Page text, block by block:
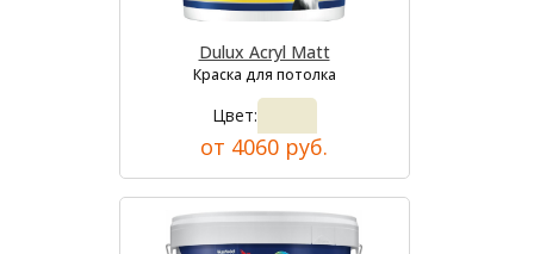
Dulux Acryl Matt
Краска для потолка
Цвет:
от 4060 руб.